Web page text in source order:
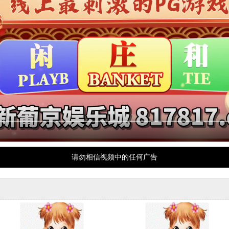
请勿相信视频中的任何广告